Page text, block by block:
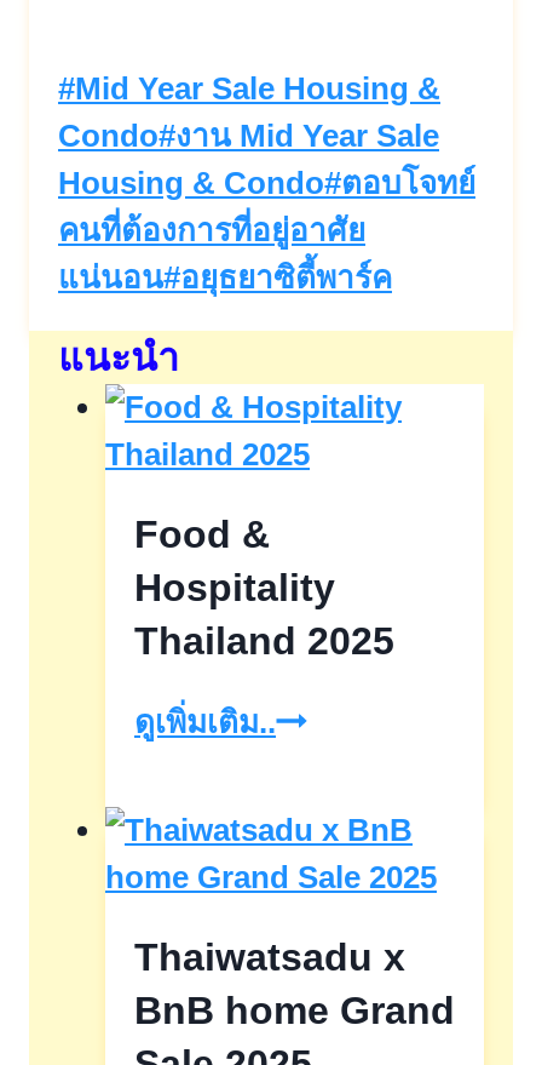
Post
Tags:
#Mid Year Sale Housing &
Condo#งาน Mid Year Sale
Housing & Condo#ตอบโจทย์
คนที่ต้องการที่อยู่อาศัย
แน่นอน#อยุธยาซิตี้พาร์ค
แนะนำ
Food &
Hospitality
Thailand 2025
ดูเพิ่มเติม..Food
Hospitality
Thailand
Thaiwatsadu x
BnB home Grand